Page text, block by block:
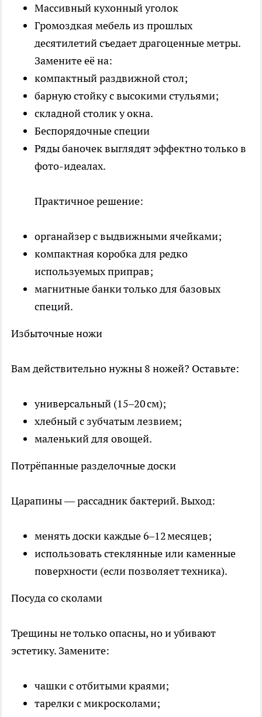
Массивный кухонный уголок
Громоздкая мебель из прошлых
десятилетий съедает драгоценные метры.
Замените её на:
компактный раздвижной стол;
барную стойку с высокими стульями;
складной столик у окна.
Беспорядочные специи
Ряды баночек выглядят эффектно только в
фото-идеалах.
Практичное решение:
органайзер с выдвижными ячейками;
компактная коробка для редко
используемых приправ;
магнитные банки только для базовых
специй.
Избыточные ножи
Вам действительно нужны 8 ножей? Оставьте:
универсальный (15–20 см);
хлебный с зубчатым лезвием;
маленький для овощей.
Потрёпанные разделочные доски
Царапины — рассадник бактерий. Выход:
менять доски каждые 6–12 месяцев;
использовать стеклянные или каменные
поверхности (если позволяет техника).
Посуда со сколами
Трещины не только опасны, но и убивают
эстетику. Замените:
чашки с отбитыми краями;
тарелки с микросколами;